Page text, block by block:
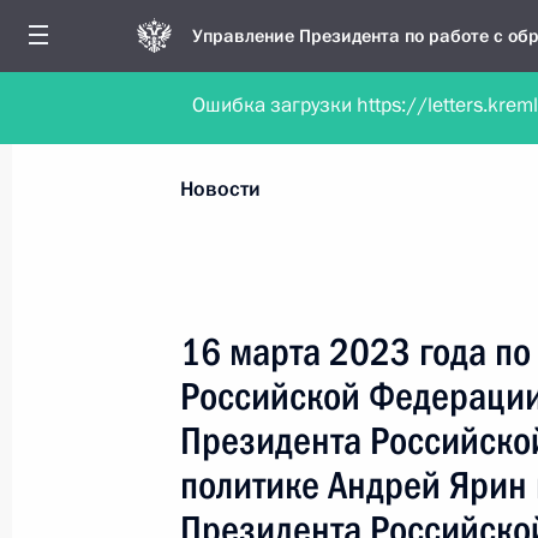
Управление Президента по работе с
Обратиться в форме электронного
Все новости
Новости личного приёма
Поручения, данные по результатам
приёма
Новости
16 марта 2023 года
Российской
Президента
политике Андрей
Ошибка загрузки https://